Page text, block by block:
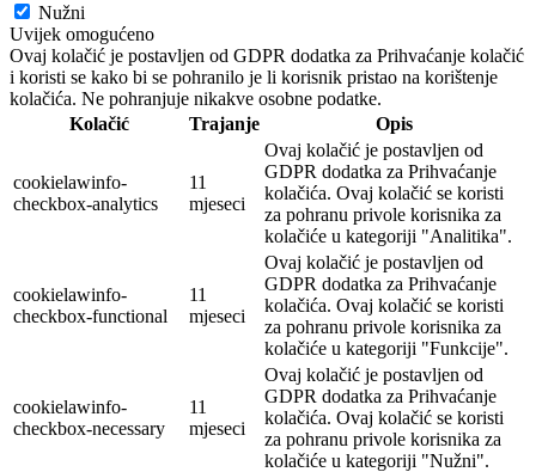
Nužni
Uvijek omogućeno
Ovaj kolačić je postavljen od GDPR dodatka za Prihvaćanje kolačić
i koristi se kako bi se pohranilo je li korisnik pristao na korištenje
kolačića. Ne pohranjuje nikakve osobne podatke.
Kolačić
Trajanje Opis
cookielawinfo-
checkbox-analytics
11
mjeseci
Ovaj kolačić je postavljen od
GDPR dodatka za Prihvaćanje
kolačića. Ovaj kolačić se koristi
za pohranu privole korisnika za
kolačiće u kategoriji "Analitika".
cookielawinfo-
checkbox-functional
11
mjeseci
Ovaj kolačić je postavljen od
GDPR dodatka za Prihvaćanje
kolačića. Ovaj kolačić se koristi
za pohranu privole korisnika za
kolačiće u kategoriji "Funkcije".
cookielawinfo-
checkbox-necessary
11
mjeseci
Ovaj kolačić je postavljen od
GDPR dodatka za Prihvaćanje
kolačića. Ovaj kolačić se koristi
za pohranu privole korisnika za
kolačiće u kategoriji "Nužni".